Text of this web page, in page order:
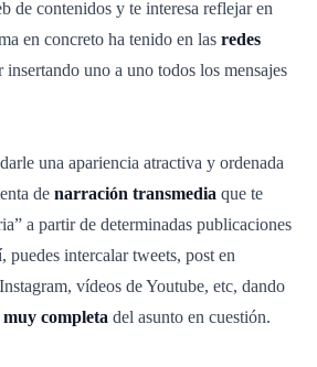
de contenidos y te interesa reflejar en
en concreto ha tenido en las redes
insertando uno a uno todos los mensajes
una apariencia atractiva y ordenada
de narración transmedia que te
a partir de determinadas publicaciones
puedes intercalar tweets, post en
vídeos de Youtube, etc, dando
completa del asunto en cuestión.